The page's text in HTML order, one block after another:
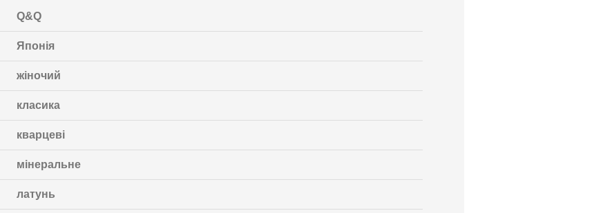
Q&Q
Японія
жіночий
класика
кварцеві
мінеральне
латунь